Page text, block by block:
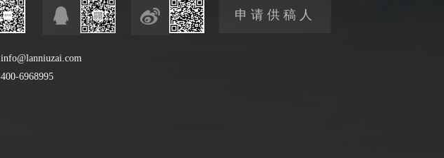
info@lanniuzai.com
400-6968995
申请供稿人